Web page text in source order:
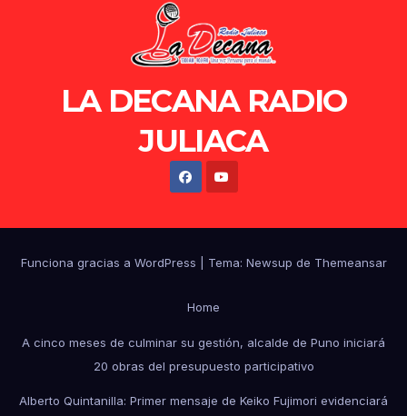
LA DECANA RADIO
JULIACA
Funciona gracias a WordPress Tema: Newsup de Themeansar
Home
A cinco meses de culminar su gestión, alcalde de Puno iniciará
20 obras del presupuesto participativo
Alberto Quintanilla: Primer mensaje de Keiko Fujimori evidenciará